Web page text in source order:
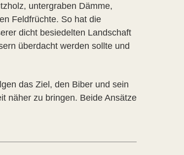
untergraben Dämme,
Feldfrüchte. So hat die
dicht besiedelten Landschaft
überdacht werden sollte und
das Ziel, den Biber und sein
näher zu bringen. Beide Ansätze